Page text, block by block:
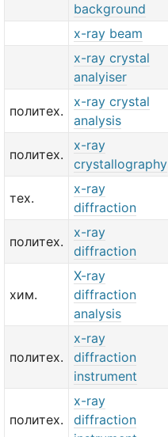
background
x-ray beam
x-ray crystal
analyiser
политех.
x-ray crystal
analysis
политех.
x-ray
crystallography
тех.
x-ray
diffraction
политех.
x-ray
diffraction
хим.
X-ray
diffraction
analysis
политех.
x-ray
diffraction
instrument
политех.
x-ray
diffraction